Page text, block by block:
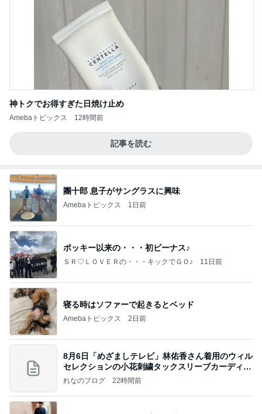
神トクでお得すぎた日焼け止め
Amebaトピックス 12時間前
記事を読む
團十郎 息子がサングラスに興味
Amebaトピックス 1日前
ポッキー以来の・・・初ビーナス♪
ＳＲ♡ＬＯＶＥＲの・・・キックでＧＯ♪ 11日前
寝る時はソファーで起きるとベッド
Amebaトピックス 2日前
8月6日「めざましテレビ」林佑香さん着用のウィル
セレクションの小花刺繍タックスリーブカーディガ
ン
れなのブログ 22時間前